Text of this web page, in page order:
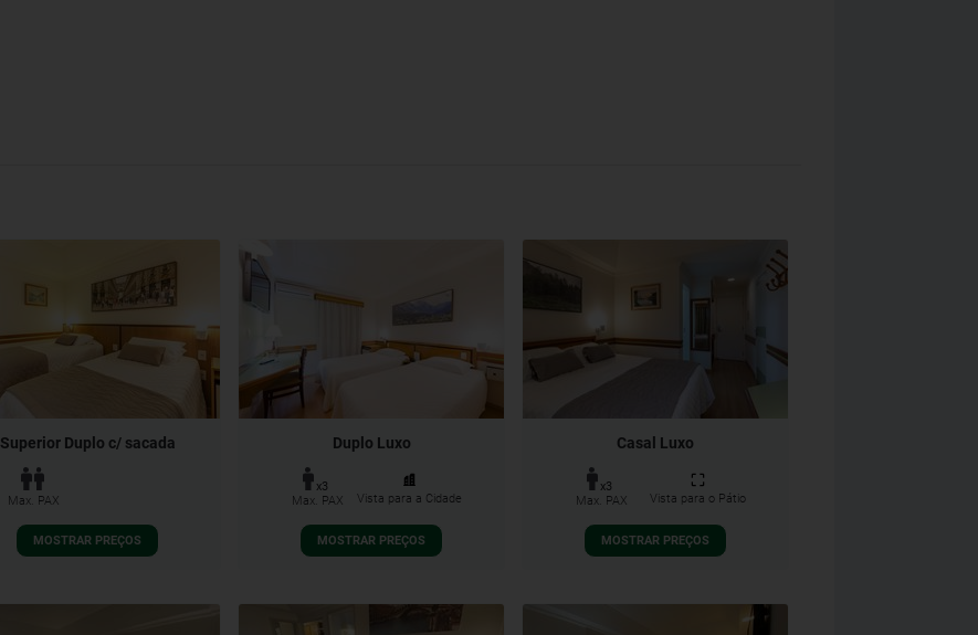
Superior Duplo c/ sacada
Max. PAX
MOSTRAR PREÇOS
Duplo Luxo
x3
Max. PAX
Vista para a Cidade
MOSTRAR PREÇOS
Casal Luxo
x3
Max. PAX
Vista para o Pátio
MOSTRAR PREÇOS